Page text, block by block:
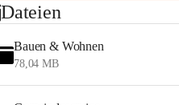
Dateien
Bauen & Wohnen
78,04 MB